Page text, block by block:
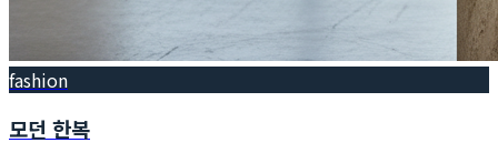
fashion
모던 한복